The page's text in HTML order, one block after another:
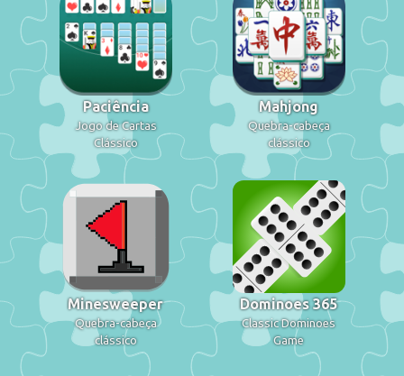
Paciência
Jogo de Cartas
Clássico
Mahjong
Quebra-cabeça
clássico
Minesweeper
Quebra-cabeça
clássico
Dominoes 365
Classic Dominoes
Game